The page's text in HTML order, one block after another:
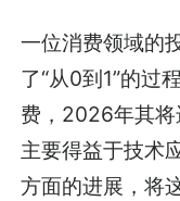
一位消费领域的
了“从0到1”的过
费，2026年其将
主要得益于技术
方面的进展，将